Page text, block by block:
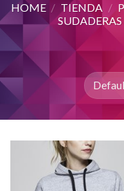
HOME / TIENDA /
SUDADERAS